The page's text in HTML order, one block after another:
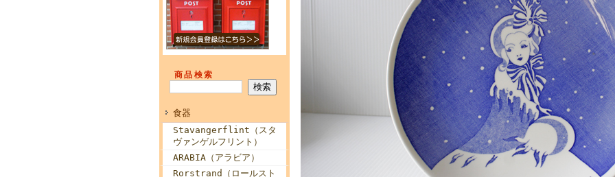
商品検索
食器
Stavangerflint（スタ
ヴァンゲルフリント）
ARABIA（アラビア）
Rorstrand（ロールスト